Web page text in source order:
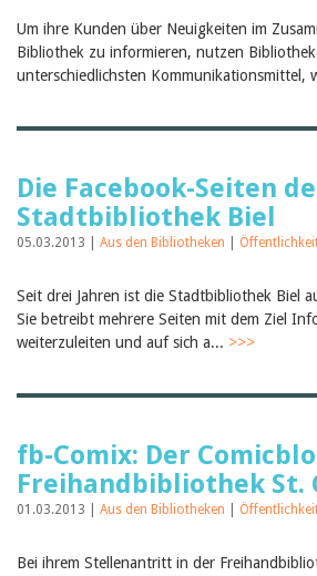
Um ihre Kunden über Neuigkeiten im
Bibliothek zu informieren, nutzen
unterschiedlichsten Kommunikationsmittel,
Die Facebook-Seiten
Stadtbibliothek Biel
05.03.2013 | Aus den Bibliotheken
Seit drei Jahren ist die Stadtbibliothek Biel
Sie betreibt mehrere Seiten mit dem Ziel
weiterzuleiten und auf sich a... >>>
fb-Comix: Der
Freihandbibliothek St.
01.03.2013 | Aus den Bibliotheken
Bei ihrem Stellenantritt in der